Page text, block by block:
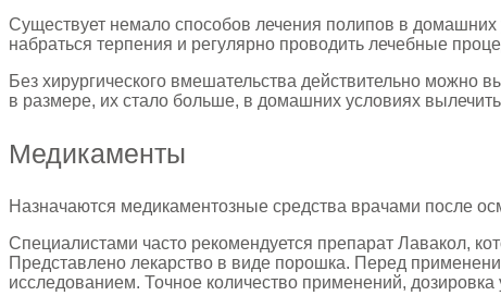
Существует немало способов лечения полипов в
набраться терпения и регулярно проводить лечебные
Без хирургического вмешательства действительно можно
в размере, их стало больше, в домашних условиях
Медикаменты
Назначаются медикаментозные средства врачами после
Специалистами часто рекомендуется препарат Лавакол,
Представлено лекарство в виде порошка. Перед
исследованием. Точное количество применений, дозировка